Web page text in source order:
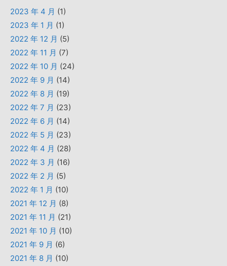
2023 年 4 月 (1)
2023 年 1 月 (1)
2022 年 12 月 (5)
2022 年 11 月 (7)
2022 年 10 月 (24)
2022 年 9 月 (14)
2022 年 8 月 (19)
2022 年 7 月 (23)
2022 年 6 月 (14)
2022 年 5 月 (23)
2022 年 4 月 (28)
2022 年 3 月 (16)
2022 年 2 月 (5)
2022 年 1 月 (10)
2021 年 12 月 (8)
2021 年 11 月 (21)
2021 年 10 月 (10)
2021 年 9 月 (6)
2021 年 8 月 (10)